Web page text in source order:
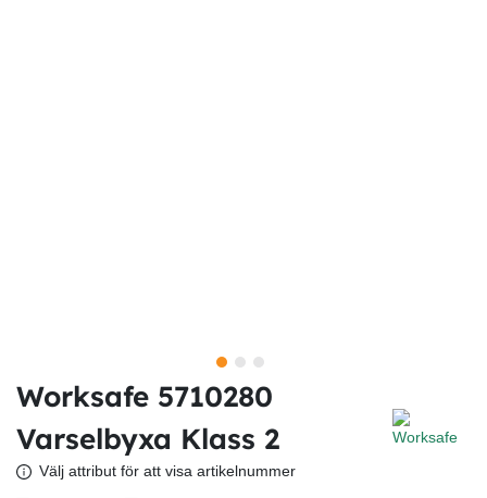
Worksafe 5710280
Varselbyxa Klass 2
Välj attribut för att visa artikelnummer